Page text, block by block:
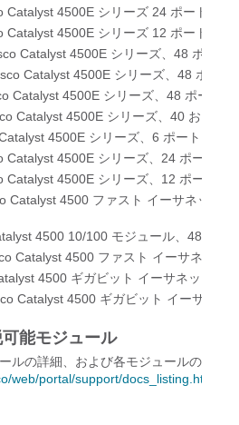
Catalyst 4500E シリーズ 24 ポート ギ
Catalyst 4500E シリーズ 12 ポート ギ
Catalyst 4500E シリーズ、48 ポート
Catalyst 4500E シリーズ、48 ポー
Catalyst 4500E シリーズ、48 ポート
Catalyst 4500E シリーズ、40 および
4500E シリーズ、6 ポート 10
Catalyst 4500E シリーズ、24 ポート
Catalyst 4500E シリーズ、12 ポート
Catalyst 4500 ファスト イーサネット
4500 10/100 モジュール、48 ポー
Catalyst 4500 ファスト イーサネット
4500 ギガビット イーサネット モ
Catalyst 4500 ギガビット イーサネ
能モジュール
ルの詳細、および各モジュールの最小
web/portal/support/